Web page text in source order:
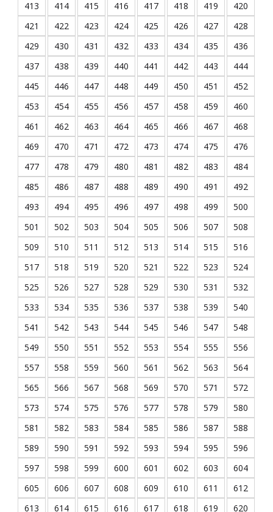
413
414 415 416 417 418 419
420
421
422 423 424 425 426 427
428
429
430 431 432 433 434 435
436
437
438 439 440 441 442 443
444
445
446 447 448 449 450 451
452
453
454 455 456 457 458 459
460
461
462 463 464 465 466 467
468
469
470 471 472 473 474 475
476
477
478 479 480 481 482 483
484
485
486 487 488 489 490 491
492
493
494 495 496 497 498 499
500
501
502 503 504 505 506 507
508
509
510 511 512 513 514 515
516
517
518 519 520 521 522 523
524
525
526 527 528 529 530 531
532
533
534 535 536 537 538 539
540
541
542 543 544 545 546 547
548
549
550 551 552 553 554 555
556
557
558 559 560 561 562 563
564
565
566 567 568 569 570 571
572
573
574 575 576 577 578 579
580
581
582 583 584 585 586 587
588
589
590 591 592 593 594 595
596
597
598 599 600 601 602 603
604
605
606 607 608 609 610 611
612
613
614 615 616 617 618 619 620